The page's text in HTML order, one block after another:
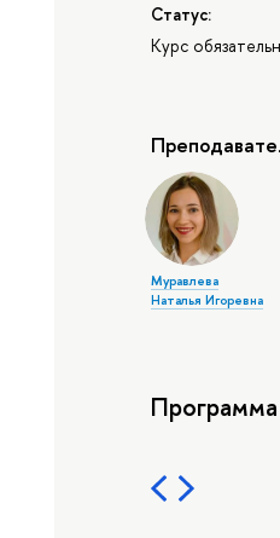
Статус:
Курс
Муравлева
Наталья Игоревна